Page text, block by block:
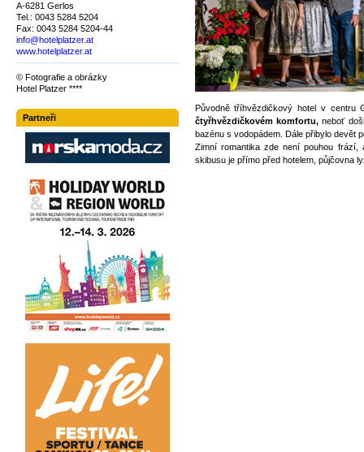
Původně tříhvězdičkový hotel v
čtyřhvězdičkovém komfortu,neboť
bazénu s vodopádem. Dále přibylo devět
Zimní romantika zde není pouhou
skibusu je přímo před hotelem, půjčovna
A-6281 Gerlos
Tel.: 0043 5284 5204
Fax: 0043 5284 5204-44
info@hotelplatzer.at
www.hotelplatzer.at
© Fotografie a obrázky
Hotel Platzer ****
Partneři